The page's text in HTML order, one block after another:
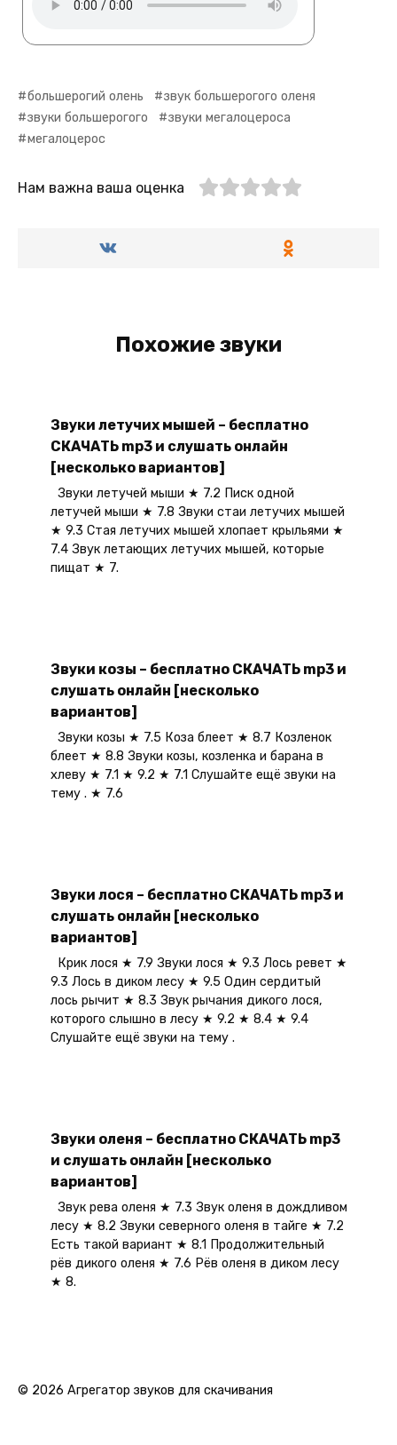
большерогий олень
звук большерогого оленя
звуки большерогого
звуки мегалоцероса
мегалоцерос
Нам важна ваша оценка
Похожие звуки
Звуки летучих мышей – бесплатно
СКАЧАТЬ mp3 и слушать онлайн
[несколько вариантов]
Звуки летучей мыши ★ 7.2 Писк одной
летучей мыши ★ 7.8 Звуки стаи летучих мышей
★ 9.3 Стая летучих мышей хлопает крыльями ★
7.4 Звук летающих летучих мышей, которые
пищат ★ 7.
Звуки козы – бесплатно СКАЧАТЬ mp3 и
слушать онлайн [несколько
вариантов]
Звуки козы ★ 7.5 Коза блеет ★ 8.7 Козленок
блеет ★ 8.8 Звуки козы, козленка и барана в
хлеву ★ 7.1 ★ 9.2 ★ 7.1 Слушайте ещё звуки на
тему . ★ 7.6
Звуки лося – бесплатно СКАЧАТЬ mp3 и
слушать онлайн [несколько
вариантов]
Крик лося ★ 7.9 Звуки лося ★ 9.3 Лось ревет ★
9.3 Лось в диком лесу ★ 9.5 Один сердитый
лось рычит ★ 8.3 Звук рычания дикого лося,
которого слышно в лесу ★ 9.2 ★ 8.4 ★ 9.4
Слушайте ещё звуки на тему .
Звуки оленя – бесплатно СКАЧАТЬ mp3
и слушать онлайн [несколько
вариантов]
Звук рева оленя ★ 7.3 Звук оленя в дождливом
лесу ★ 8.2 Звуки северного оленя в тайге ★ 7.2
Есть такой вариант ★ 8.1 Продолжительный
рёв дикого оленя ★ 7.6 Рёв оленя в диком лесу
★ 8.
© 2026 Агрегатор звуков для скачивания